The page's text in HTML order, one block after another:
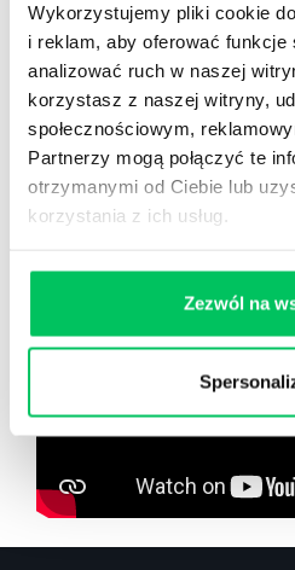
Wykorzystujemy pliki cookie
i reklam, aby oferować funkcje
analizować ruch w naszej
korzystasz z naszej witryny,
społecznościowym,
Partnerzy mogą połączyć te
otrzymanymi od Ciebie lub
korzystania z ich usług.
Zezwól na
Zarejestruj
Zobacz co
wikiGamma+